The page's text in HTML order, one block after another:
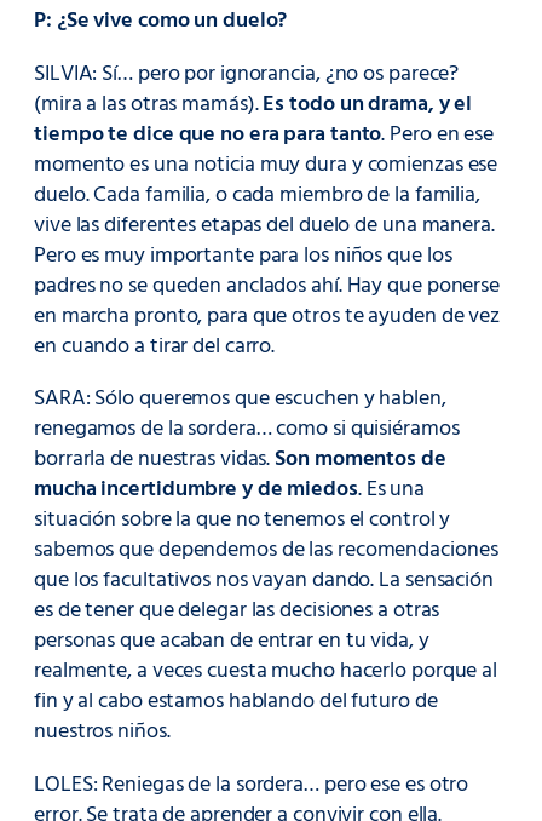
P: ¿Se vive como un duelo?
SILVIA: Sí… pero por ignorancia, ¿no os parece?
(mira a las otras mamás).Es todo un drama, y el
tiempo te dice que no era para tanto. Pero en ese
momento es una noticia muy dura y comienzas ese
duelo. Cada familia, o cada miembro de la familia,
vive las diferentes etapas del duelo de una manera.
Pero es muy importante para los niños que los
padres no se queden anclados ahí. Hay que ponerse
en marcha pronto, para que otros te ayuden de vez
en cuando a tirar del carro.
SARA: Sólo queremos que escuchen y hablen,
renegamos de la sordera… como si quisiéramos
borrarla de nuestras vidas.Son momentos de
mucha incertidumbre y de miedos. Es una
situación sobre la que no tenemos el control y
sabemos que dependemos de las recomendaciones
que los facultativos nos vayan dando. La sensación
es de tener que delegar las decisiones a otras
personas que acaban de entrar en tu vida, y
realmente, a veces cuesta mucho hacerlo porque al
fin y al cabo estamos hablando del futuro de
nuestros niños.
LOLES: Reniegas de la sordera… pero ese es otro